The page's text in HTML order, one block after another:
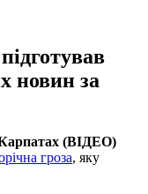
новин за
(ВІДЕО)
гроза, яку